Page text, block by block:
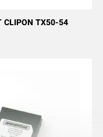
CLIPON TX50-54